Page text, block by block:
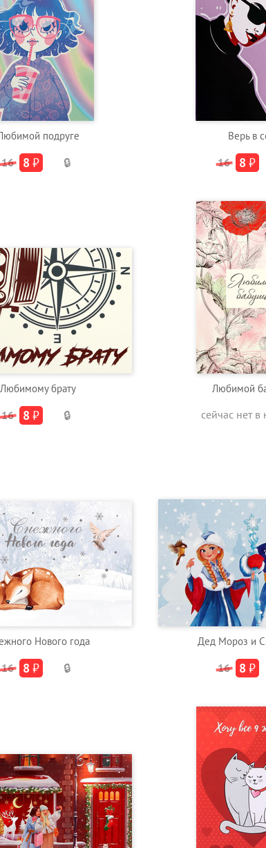
подруге
16 8 ₽ 🔒
Верь в
16 8 ₽
Любимому брату
16 8 ₽ 🔒
Любимой
сейчас нет в
Нового года
16 8 ₽ 🔒
Дед Мороз и
16 8 ₽